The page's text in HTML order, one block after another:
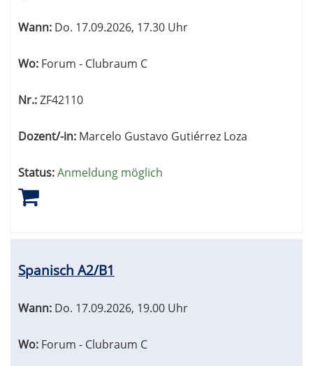
Wann: Do. 17.09.2026, 17.30 Uhr
Wo: Forum - Clubraum C
Nr.:ZF42110
Dozent/-in: Marcelo Gustavo Gutiérrez Loza
Status:Anmeldung möglich
Spanisch A2/B1
Wann: Do. 17.09.2026, 19.00 Uhr
Wo: Forum - Clubraum C